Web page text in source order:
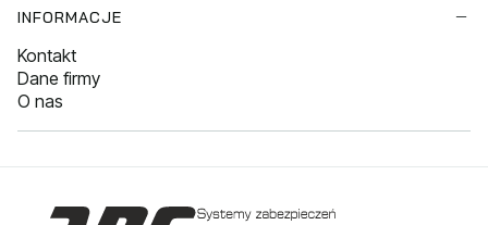
INFORMACJE
Kontakt
Dane firmy
O nas